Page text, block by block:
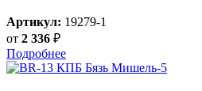
Артикул: 19279-1
от 2 336 ₽
Подробнее